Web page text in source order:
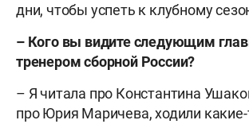
дни, чтобы успеть к клубному
– Кого вы видите следующим
тренером сборной России?
– Я читала про Константина
про Юрия Маричева, ходили какие-